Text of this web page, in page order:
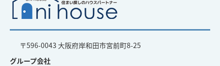
〒596-0043 大阪府岸和田市宮前町8-25
グループ会社